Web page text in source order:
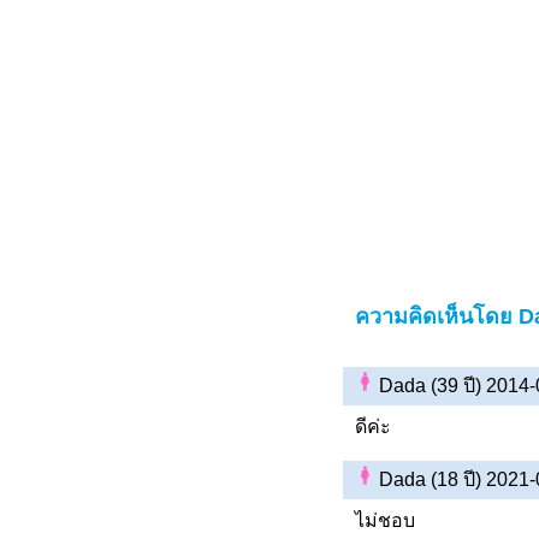
ความคิดเห็นโดย
Dada (39 ปี)
ดีค่ะ
Dada (18 ปี)
ไม่ชอบ